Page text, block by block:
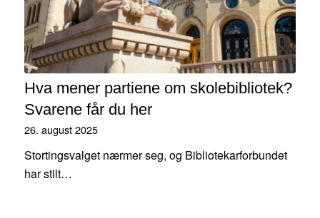
Hva mener partiene om skolebibliotek?
Svarene får du her
26. august 2025
Stortingsvalget nærmer seg, og Bibliotekarforbundet
har stilt…